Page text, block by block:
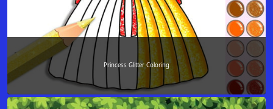
Princess Glitter Coloring